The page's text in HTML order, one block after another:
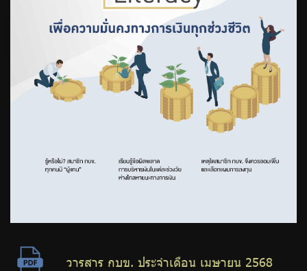
วารสาร กบข. ประจำเดือน เมษายน 2568